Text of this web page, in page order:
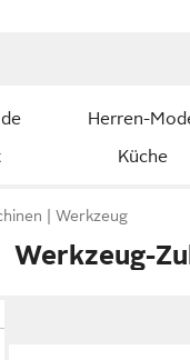
Herren-
Küche
Werkzeug
Werkzeug-